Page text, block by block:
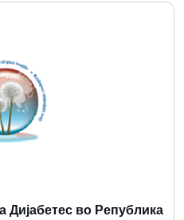
Дијабетес во Република